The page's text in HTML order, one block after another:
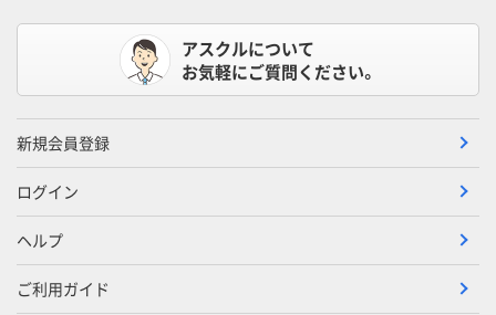
アスクルについて
お気軽にご質問ください。
新規会員登録
ログイン
ヘルプ
ご利用ガイド